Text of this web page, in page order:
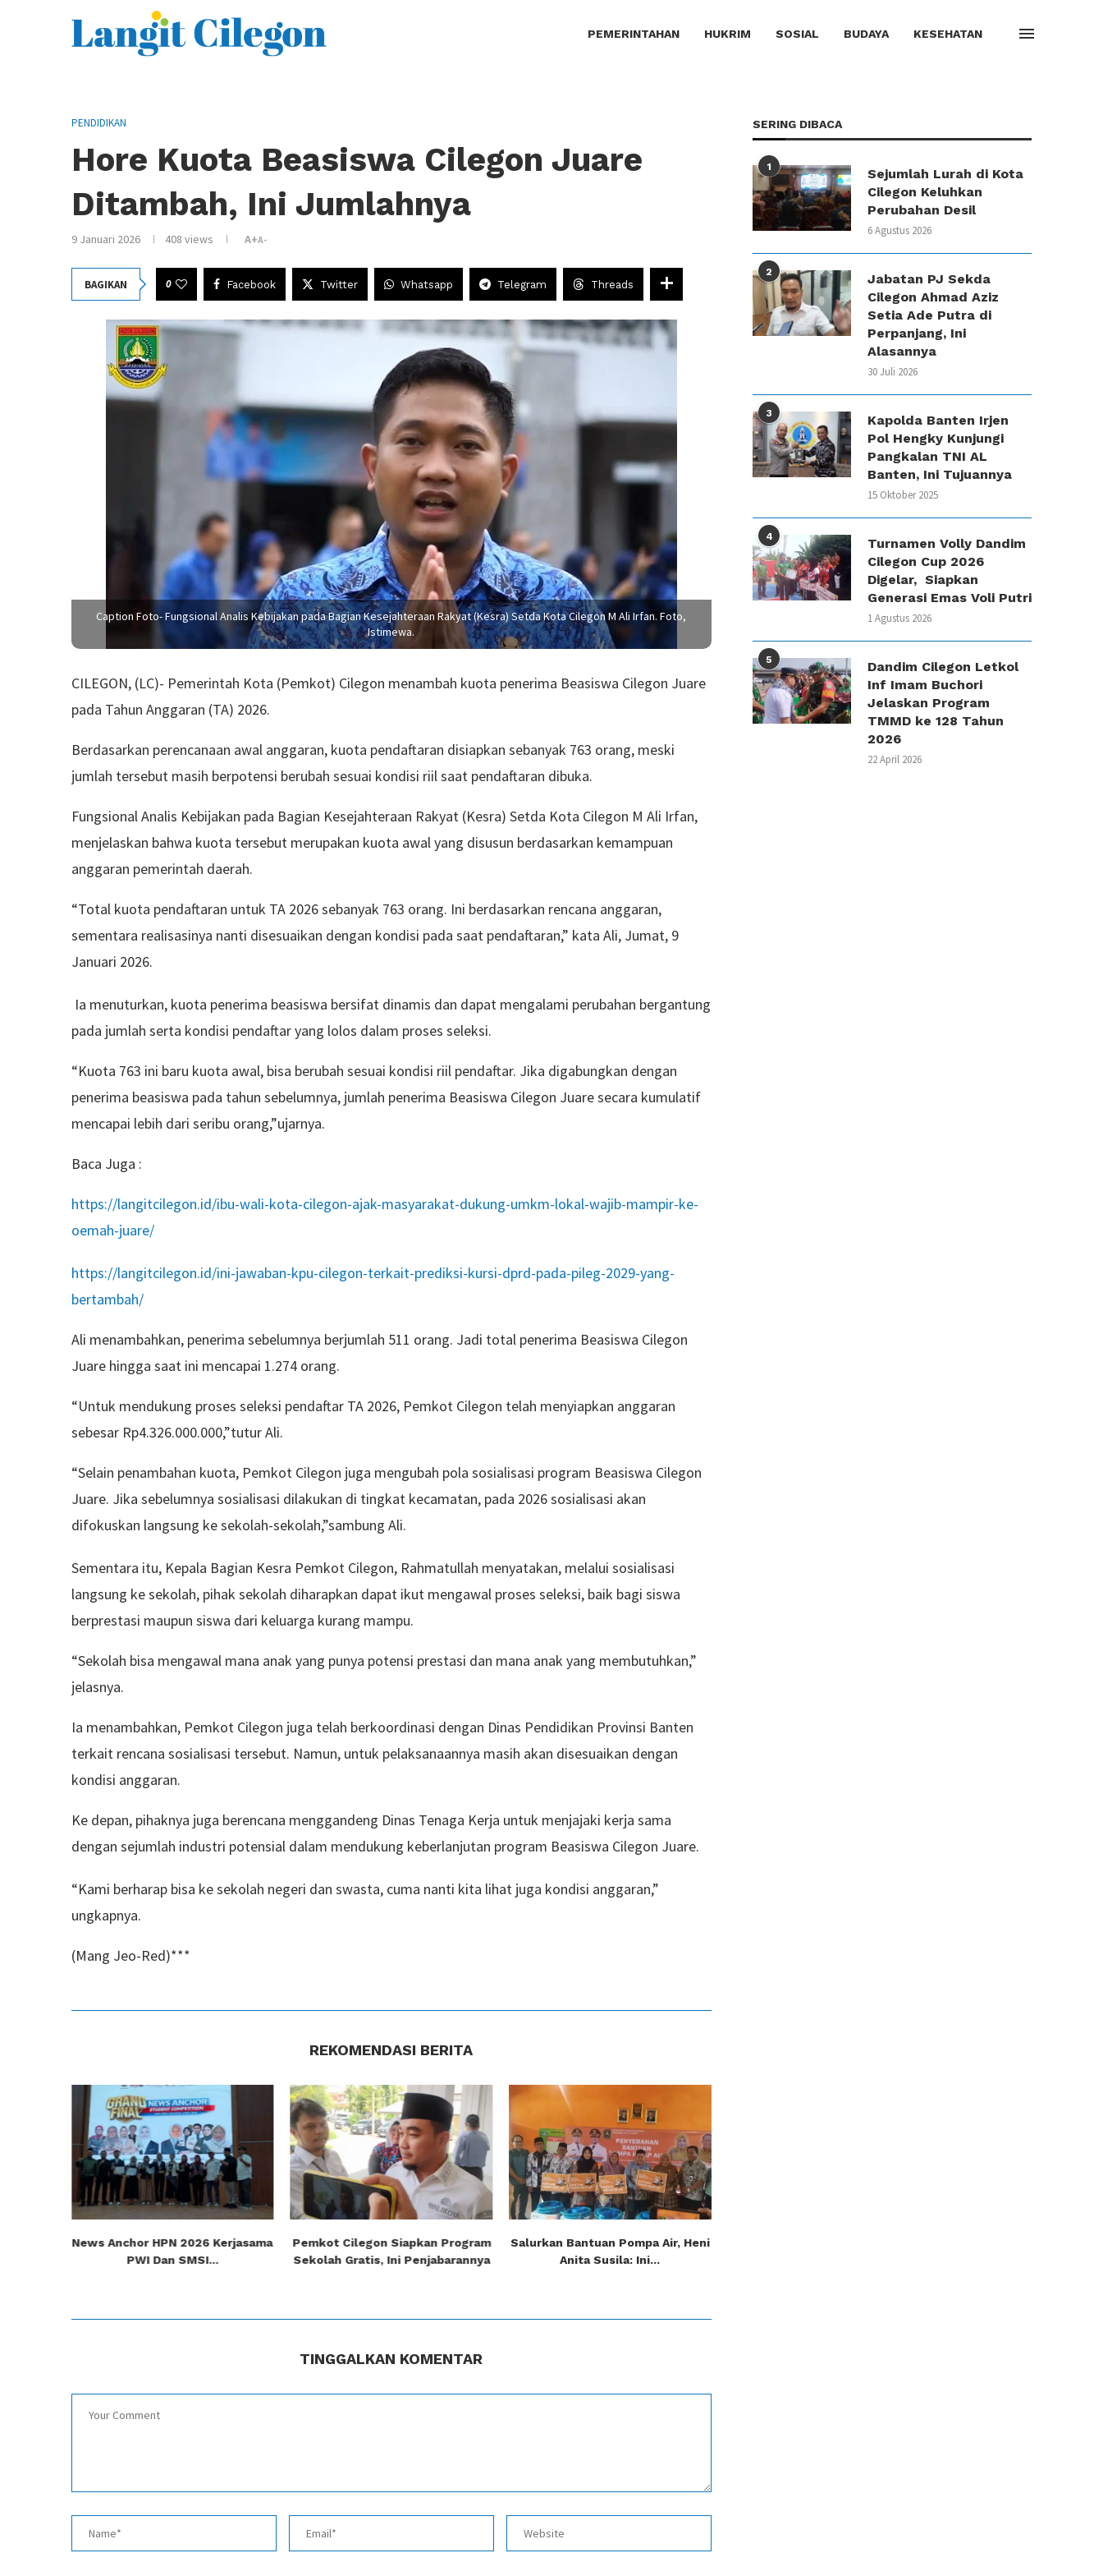
PEMERINTAHAN HUKRIM SOSIAL BUDAYA KESEHATAN
PENDIDIKAN
Hore Kuota Beasiswa Cilegon Juare
Ditambah, Ini Jumlahnya
9 Januari 2026 408 views A+A-
BAGIKAN 0 Facebook Twitter Whatsapp Telegram Threads
Caption Foto- Fungsional Analis Kebijakan pada Bagian Kesejahteraan Rakyat (Kesra) Setda Kota Cilegon M Ali Irfan. Foto,
Istimewa.
CILEGON, (LC)- Pemerintah Kota (Pemkot) Cilegon menambah kuota penerima Beasiswa Cilegon Juare
pada Tahun Anggaran (TA) 2026.
Berdasarkan perencanaan awal anggaran, kuota pendaftaran disiapkan sebanyak 763 orang, meski
jumlah tersebut masih berpotensi berubah sesuai kondisi riil saat pendaftaran dibuka.
Fungsional Analis Kebijakan pada Bagian Kesejahteraan Rakyat (Kesra) Setda Kota Cilegon M Ali Irfan,
menjelaskan bahwa kuota tersebut merupakan kuota awal yang disusun berdasarkan kemampuan
anggaran pemerintah daerah.
“Total kuota pendaftaran untuk TA 2026 sebanyak 763 orang. Ini berdasarkan rencana anggaran,
sementara realisasinya nanti disesuaikan dengan kondisi pada saat pendaftaran,” kata Ali, Jumat, 9
Januari 2026.
Ia menuturkan, kuota penerima beasiswa bersifat dinamis dan dapat mengalami perubahan bergantung
pada jumlah serta kondisi pendaftar yang lolos dalam proses seleksi.
“Kuota 763 ini baru kuota awal, bisa berubah sesuai kondisi riil pendaftar. Jika digabungkan dengan
penerima beasiswa pada tahun sebelumnya, jumlah penerima Beasiswa Cilegon Juare secara kumulatif
mencapai lebih dari seribu orang,”ujarnya.
Baca Juga :
https://langitcilegon.id/ibu-wali-kota-cilegon-ajak-masyarakat-dukung-umkm-lokal-wajib-mampir-ke-
oemah-juare/
https://langitcilegon.id/ini-jawaban-kpu-cilegon-terkait-prediksi-kursi-dprd-pada-pileg-2029-yang-
bertambah/
Ali menambahkan, penerima sebelumnya berjumlah 511 orang. Jadi total penerima Beasiswa Cilegon
Juare hingga saat ini mencapai 1.274 orang.
“Untuk mendukung proses seleksi pendaftar TA 2026, Pemkot Cilegon telah menyiapkan anggaran
sebesar Rp4.326.000.000,”tutur Ali.
“Selain penambahan kuota, Pemkot Cilegon juga mengubah pola sosialisasi program Beasiswa Cilegon
Juare. Jika sebelumnya sosialisasi dilakukan di tingkat kecamatan, pada 2026 sosialisasi akan
difokuskan langsung ke sekolah-sekolah,”sambung Ali.
Sementara itu, Kepala Bagian Kesra Pemkot Cilegon, Rahmatullah menyatakan, melalui sosialisasi
langsung ke sekolah, pihak sekolah diharapkan dapat ikut mengawal proses seleksi, baik bagi siswa
berprestasi maupun siswa dari keluarga kurang mampu.
“Sekolah bisa mengawal mana anak yang punya potensi prestasi dan mana anak yang membutuhkan,”
jelasnya.
Ia menambahkan, Pemkot Cilegon juga telah berkoordinasi dengan Dinas Pendidikan Provinsi Banten
terkait rencana sosialisasi tersebut. Namun, untuk pelaksanaannya masih akan disesuaikan dengan
kondisi anggaran.
Ke depan, pihaknya juga berencana menggandeng Dinas Tenaga Kerja untuk menjajaki kerja sama
dengan sejumlah industri potensial dalam mendukung keberlanjutan program Beasiswa Cilegon Juare.
“Kami berharap bisa ke sekolah negeri dan swasta, cuma nanti kita lihat juga kondisi anggaran,”
ungkapnya.
(Mang Jeo-Red)***
REKOMENDASI BERITA
News Anchor HPN 2026 Kerjasama
PWI Dan SMSI...
Pemkot Cilegon Siapkan Program
Sekolah Gratis, Ini Penjabarannya
Salurkan Bantuan Pompa Air, Heni
Anita Susila: Ini...
TINGGALKAN KOMENTAR
SERING DIBACA
1
Sejumlah Lurah di Kota
Cilegon Keluhkan
Perubahan Desil
6 Agustus 2026
2
Jabatan PJ Sekda
Cilegon Ahmad Aziz
Setia Ade Putra di
Perpanjang, Ini
Alasannya
30 Juli 2026
3
Kapolda Banten Irjen
Pol Hengky Kunjungi
Pangkalan TNI AL
Banten, Ini Tujuannya
15 Oktober 2025
4
Turnamen Volly Dandim
Cilegon Cup 2026
Digelar, Siapkan
Generasi Emas Voli Putri
1 Agustus 2026
5
Dandim Cilegon Letkol
Inf Imam Buchori
Jelaskan Program
TMMD ke 128 Tahun
2026
22 April 2026